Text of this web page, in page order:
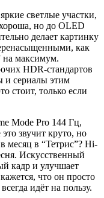
светлые участки,
но до OLED
делает картинку
как
на максимум.
HDR-стандартов
и сериалы этим
стоит, только если
Mode Pro 144 Гц,
звучит круто, но
месяц в “Тетрис”? Hi-
Искусственный
кадр и улучшает
что он просто
идёт на пользу.